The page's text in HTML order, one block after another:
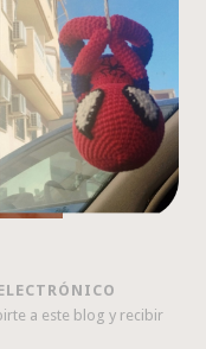
a este blog y recibir